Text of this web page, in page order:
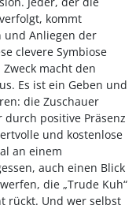
verfolgt, kommt
und Anliegen der
clevere Symbiose
macht den
Es ist ein Geben und
die Zuschauer
positive Präsenz
und kostenlose
an einem
auch einen Blick
die „Trude Kuh“
rückt. Und wer selbst